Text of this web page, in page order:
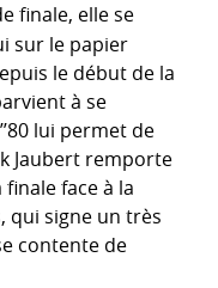
finale, elle se
sur le papier
le début de la
à se
lui permet de
Jaubert remporte
face à la
qui signe un très
contente de